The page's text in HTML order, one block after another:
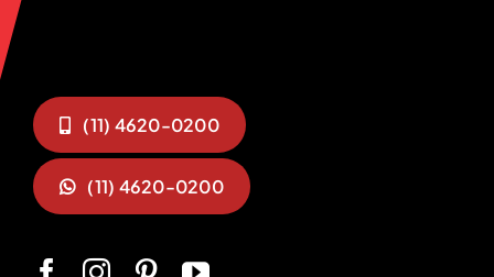
(11) 4620-0200
(11) 4620-0200